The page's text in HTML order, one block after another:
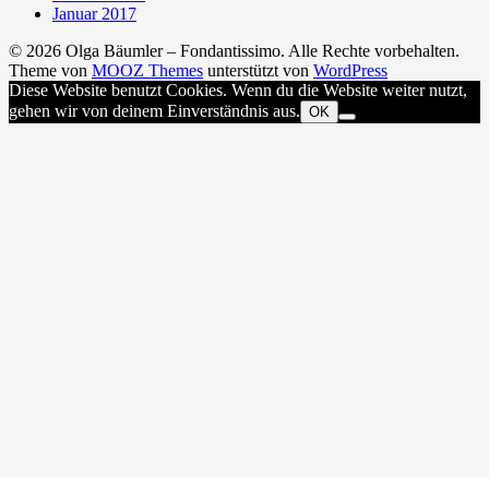
Januar 2017
© 2026 Olga Bäumler – Fondantissimo. Alle Rechte vorbehalten.
Theme von MOOZ Themes unterstützt von WordPress
Diese Website benutzt Cookies. Wenn du die Website weiter nutzt,
gehen wir von deinem Einverständnis aus. OK